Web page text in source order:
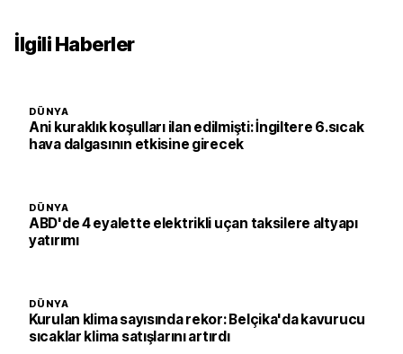
İlgili Haberler
DÜNYA
Ani kuraklık koşulları ilan edilmişti: İngiltere 6.sıcak
hava dalgasının etkisine girecek
DÜNYA
ABD'de 4 eyalette elektrikli uçan taksilere altyapı
yatırımı
DÜNYA
Kurulan klima sayısında rekor: Belçika'da kavurucu
sıcaklar klima satışlarını artırdı